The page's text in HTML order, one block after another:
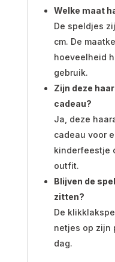
Welke maat
De speldjes
cm. De
hoeveelheid
gebruik.
Zijn deze
cadeau?
Ja, deze
cadeau voor
kinderfeestje
outfit.
Blijven de
zitten?
De
netjes op zijn
dag.